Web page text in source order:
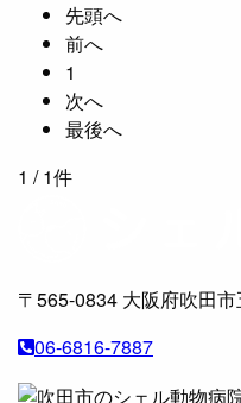
先頭へ
前へ
1
次へ
最後へ
1 / 1件
〒565-0834 大阪府吹田
06-6816-7887